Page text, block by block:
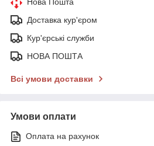
Доставка кур'єром
Кур'єрські служби
НОВА ПОШТА
Всі умови доставки
Умови оплати
Оплата на рахунок